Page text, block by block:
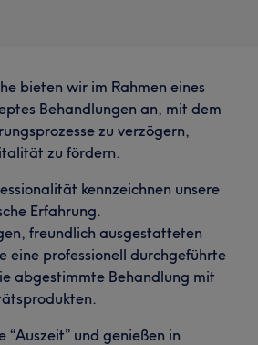
bieten wir im Rahmen eines
Behandlungen an, mit dem
zu verzögern,
zu fördern.
kennzeichnen unsere
Erfahrung.
freundlich ausgestatteten
eine professionell durchgeführte
abgestimmte Behandlung mit
“Auszeit” und genießen in